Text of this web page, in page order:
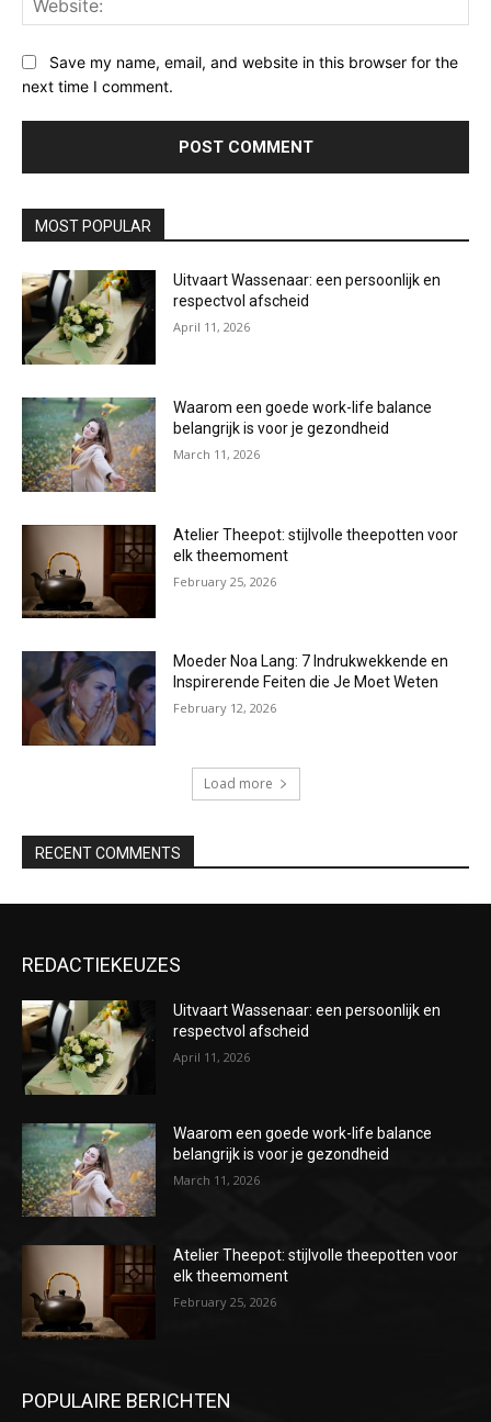
Save my name, email, and website in this browser for the
next time I comment.
MOST POPULAR
Uitvaart Wassenaar: een persoonlijk en
respectvol afscheid
April 11, 2026
Waarom een goede work-life balance
belangrijk is voor je gezondheid
March 11, 2026
Atelier Theepot: stijlvolle theepotten voor
elk theemoment
February 25, 2026
Moeder Noa Lang: 7 Indrukwekkende en
Inspirerende Feiten die Je Moet Weten
February 12, 2026
Load more
RECENT COMMENTS
REDACTIEKEUZES
Uitvaart Wassenaar: een persoonlijk en
respectvol afscheid
April 11, 2026
Waarom een goede work-life balance
belangrijk is voor je gezondheid
March 11, 2026
Atelier Theepot: stijlvolle theepotten voor
elk theemoment
February 25, 2026
POPULAIRE BERICHTEN